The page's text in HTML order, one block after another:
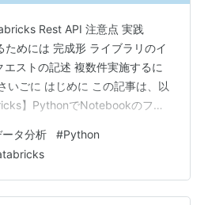
Rest API 注意点 実践
めには 完成形 ライブラリのイ
エストの記述 複数件実施するに
いごに はじめに この記事は、以
】PythonでNotebookのフォ
方はぜひそちらもチェックして
事では、DatabricksのAPIを使
間移動を実現すると言うもので
として、「Notebookのエクス
ータ分析 #Python